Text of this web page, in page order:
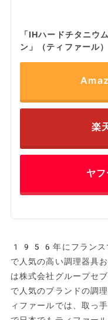
「IHハードチタニ
ン」（ティファール）
楽
ヤ
1956年にフランスで
で人気の高い調理器具
は株式会社グループセ
で人気のブランドの調
ィファールでは、取っ